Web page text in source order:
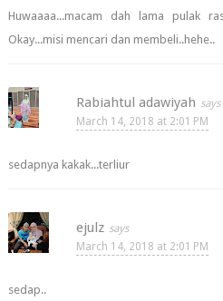
Huwaaaa...macam dah lama pulak
Okay...misi mencari dan membeli..hehe..
Rabiahtul adawiyah
March 14, 2018 at 2:01 PM
sedapnya kakak...terliur
ejulz
March 14, 2018 at 2:01 PM
sedap..